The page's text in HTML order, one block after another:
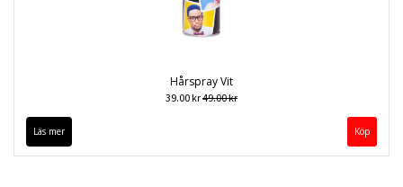
Hårspray Vit
39.00 kr49.00 kr
Läs mer